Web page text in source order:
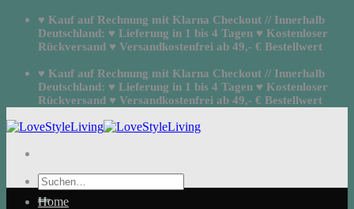
Zum
springen
♥ Kauf auf Rechnung mit Klarna Checkout // Innerhalb
Deutschland: ♥ Lieferung in 1 bis 4 Tagen ♥ Kostenloser
Rückversand ♥ Versandkostenfrei ab 49,- € Bestellwert
♥ Kauf auf Rechnung mit Klarna Checkout // Innerhalb
Deutschland: ♥ Lieferung in 1 bis 4 Tagen ♥ Kostenloser
Rückversand ♥ Versandkostenfrei ab 49,- € Bestellwert
Suchen
nach:
Home